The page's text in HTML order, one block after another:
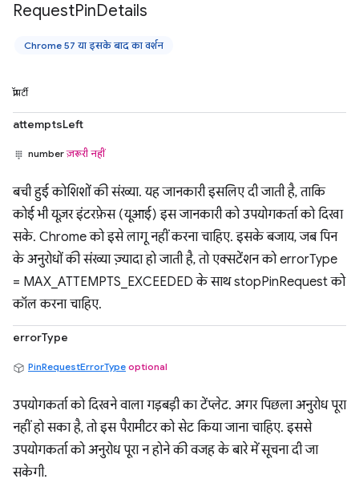
RequestPinDetails
Chrome 57 या इसके बाद का वर्शन
प्रॉपर्टी
attemptsLeft
numberज़रूरी नहीं
बची हुई कोशिशों की संख्या. यह जानकारी इसलिए दी जाती है, ताकि
कोई भी यूज़र इंटरफ़ेस (यूआई) इस जानकारी को उपयोगकर्ता को दिखा
सके. Chrome को इसे लागू नहीं करना चाहिए. इसके बजाय, जब पिन
के अनुरोधों की संख्या ज़्यादा हो जाती है, तो एक्सटेंशन को errorType
= MAX_ATTEMPTS_EXCEEDED के साथ stopPinRequest को
कॉल करना चाहिए.
errorType
PinRequestErrorType optional
उपयोगकर्ता को दिखने वाला गड़बड़ी का टेंप्लेट. अगर पिछला अनुरोध पूरा
नहीं हो सका है, तो इस पैरामीटर को सेट किया जाना चाहिए. इससे
उपयोगकर्ता को अनुरोध पूरा न होने की वजह के बारे में सूचना दी जा
सकेगी.